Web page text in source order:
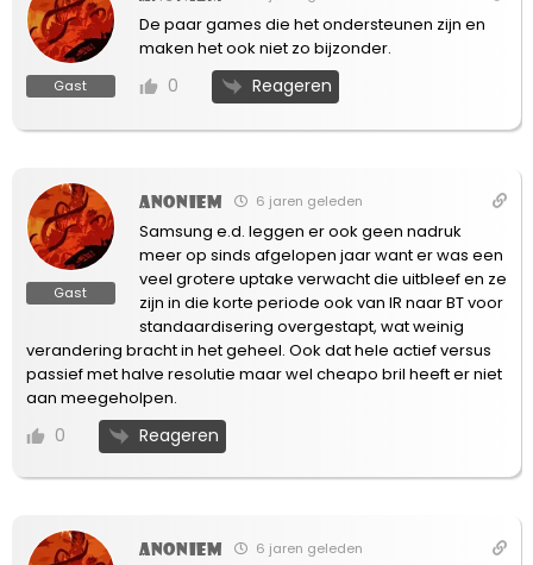
Gast
De paar games die het ondersteunen zijn en
maken het ook niet zo bijzonder.
0 Reageren
Gast
Anoniem 6 jaren geleden
Samsung e.d. leggen er ook geen nadruk
meer op sinds afgelopen jaar want er was een
veel grotere uptake verwacht die uitbleef en ze
zijn in die korte periode ook van IR naar BT voor
standaardisering overgestapt, wat weinig
verandering bracht in het geheel. Ook dat hele actief versus
passief met halve resolutie maar wel cheapo bril heeft er niet
aan meegeholpen.
0 Reageren
Anoniem 6 jaren geleden